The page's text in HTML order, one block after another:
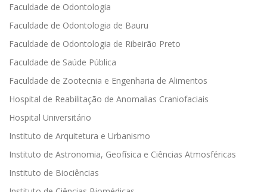
Faculdade de Odontologia
Faculdade de Odontologia de Bauru
Faculdade de Odontologia de Ribeirão Preto
Faculdade de Saúde Pública
Faculdade de Zootecnia e Engenharia de Alimentos
Hospital de Reabilitação de Anomalias Craniofaciais
Hospital Universitário
Instituto de Arquitetura e Urbanismo
Instituto de Astronomia, Geofísica e Ciências Atmosféricas
Instituto de Biociências